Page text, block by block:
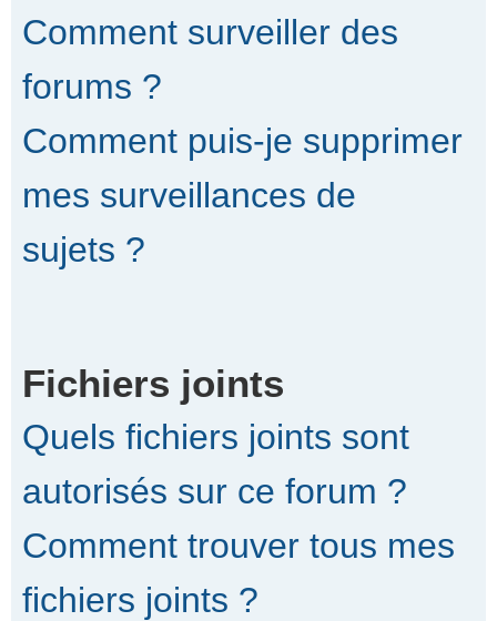
Comment surveiller des
forums ?
Comment puis-je supprimer
mes surveillances de
sujets ?
Fichiers joints
Quels fichiers joints sont
autorisés sur ce forum ?
Comment trouver tous mes
fichiers joints ?